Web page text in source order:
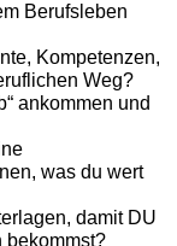
Berufsleben
Kompetenzen,
Weg?
ankommen und
was du wert
damit DU
bekommst?